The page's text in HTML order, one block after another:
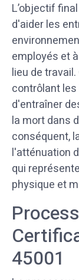
L’objectif
d'aider les
employés et
lieu de
contrôlant
d'entraîner
la mort dans
conséquent,
l'atténuation
qui
physique et
45001